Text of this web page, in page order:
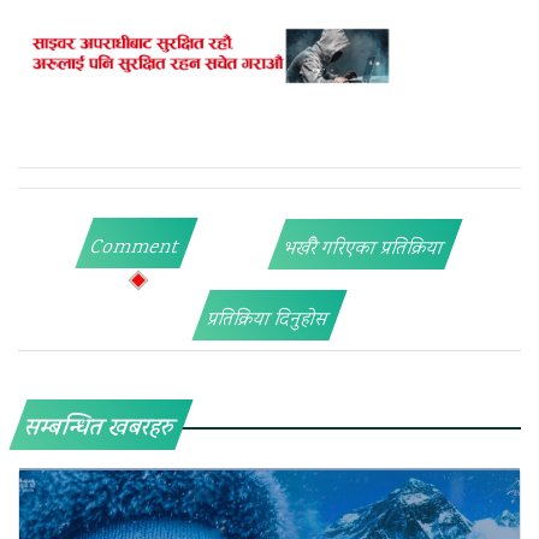
Comment भर्खरै गरिएका प्रतिक्रिया
प्रतिक्रिया दिनुहोस
सम्बन्धित खबरहरु